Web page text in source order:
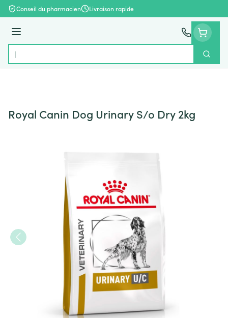
Aller au contenu
Conseil du pharmacien Livraison rapide
Menu
Rechercher
Royal Canin Dog Urinary S/o Dry 2kg